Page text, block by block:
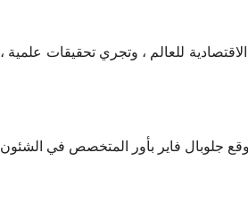
للعالم ، وتجري تحقيقات علمية ،
المركز الأول بقائمة أقوى جيوش العالم 2022 وفقًا لموقع جلوبال فاير بأور المتخصص في الشئون